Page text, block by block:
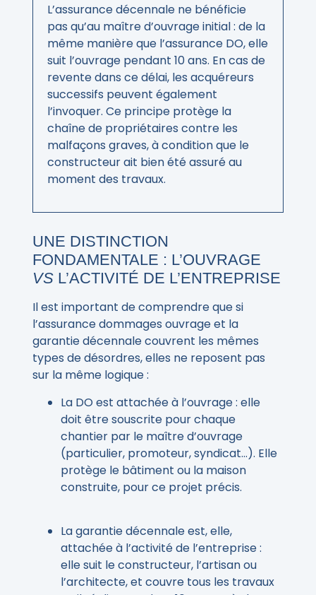
L’assurance décennale ne bénéficie
pas qu’au maître d’ouvrage initial : de la
même manière que l’assurance DO, elle
suit l’ouvrage pendant 10 ans. En cas de
revente dans ce délai, les acquéreurs
successifs peuvent également
l’invoquer. Ce principe protège la
chaîne de propriétaires contre les
malfaçons graves, à condition que le
constructeur ait bien été assuré au
moment des travaux.
UNE DISTINCTION
FONDAMENTALE : L’OUVRAGE
VSL’ACTIVITÉ DE L’ENTREPRISE
Il est important de comprendre que si
l’assurance dommages ouvrage et la
garantie décennale couvrent les mêmes
types de désordres, elles ne reposent pas
sur la même logique :
La DO est attachée à l’ouvrage : elle
doit être souscrite pour chaque
chantier par le maître d’ouvrage
(particulier, promoteur, syndicat…). Elle
protège le bâtiment ou la maison
construite, pour ce projet précis.
La garantie décennale est, elle,
attachée à l’activité de l’entreprise :
elle suit le constructeur, l’artisan ou
l’architecte, et couvre tous les travaux